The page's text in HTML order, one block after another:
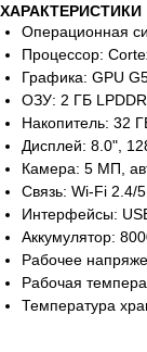
ХАРАКТЕРИСТИКИ
Операционная
Процессор:
Графика: GPU
ОЗУ: 2 ГБ
Накопитель: 32
Дисплей: 8.0",
Камера: 5 МП,
Связь: Wi-Fi 2.4/
Интерфейсы:
Аккумулятор:
Рабочее
Рабочая
Температура